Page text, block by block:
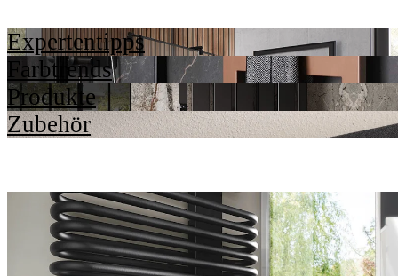
Expertentipps
Farbtrends
Produkte
Zubehör